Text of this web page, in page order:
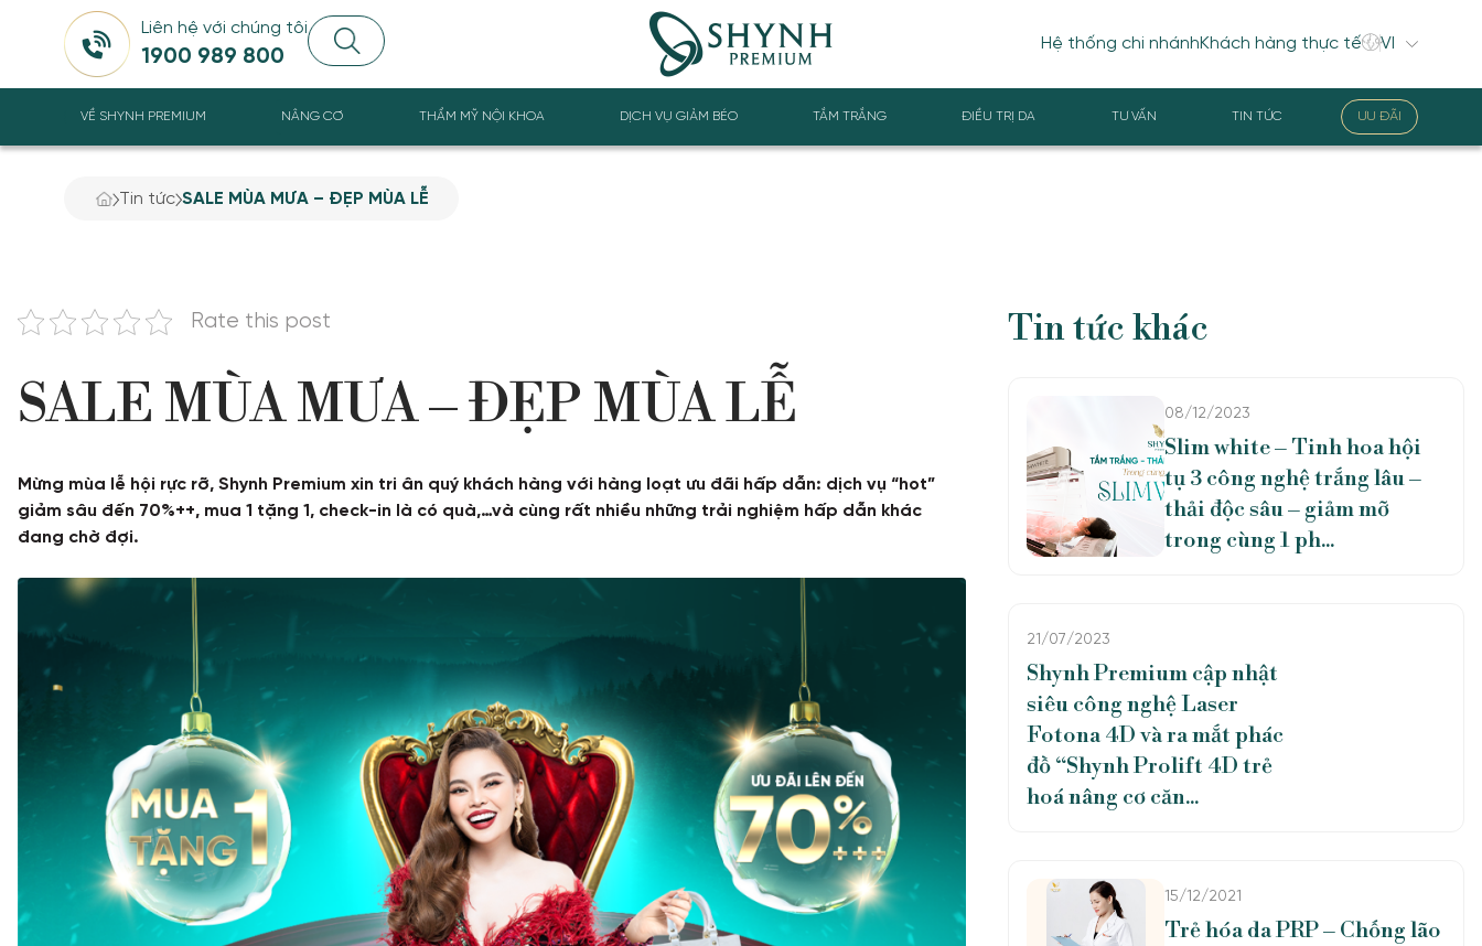
Liên hệ với chúng tôi
1900 989 800
Hệ thống chi nhánhKhách hàng thực tế
VỀ SHYNH PREMIUM NÂNG CƠ THẨM MỸ NỘI KHOA DỊCH VỤ GIẢM BÉO TẮM TRẮNG ĐIỀU TRỊ DA TƯ VẤN TIN TỨC ƯU ĐÃI
Tin tức SALE MÙA MƯA – ĐẸP MÙA LỄ
Rate this post
SALE MÙA MƯA – ĐẸP MÙA LỄ
Mừng mùa lễ hội rực rỡ, Shynh Premium xin tri ân quý khách hàng với hàng loạt ưu đãi hấp dẫn: dịch vụ “hot”
giảm sâu đến 70%++, mua 1 tặng 1, check-in là có quà,…và cùng rất nhiều những trải nghiệm hấp dẫn khác
đang chờ đợi.
Tin tức khác
08/12/2023
Slim white – Tinh hoa hội
tụ 3 công nghệ trắng lâu –
thải độc sâu – giảm mỡ
trong cùng 1 ph...
21/07/2023
Shynh Premium cập nhật
siêu công nghệ Laser
Fotona 4D và ra mắt phác
đồ “Shynh Prolift 4D trẻ
hoá nâng cơ căn...
15/12/2021
Trẻ hóa da PRP – Chống lão